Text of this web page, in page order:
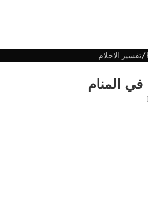
تفسير الاحلام
المنام